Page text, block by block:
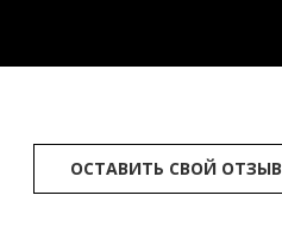
ОСТАВИТЬ СВОЙ ОТЗЫВ